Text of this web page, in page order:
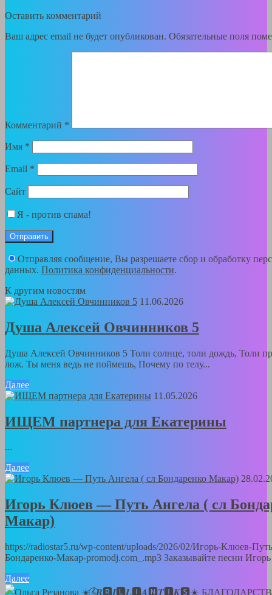
Оставить комментарий
Ваш адрес email не будет опубликован. Обязательные поля
Комментарий *
Имя *
Email *
Сайт
Я - против спама!
Отправляя сообщение, Вы разрешаете сбор и обработку
данных. Политика конфиденциальности.
К другим новостям
11.06.2026
Душа Алексей Овчинников 5
Душа Алексей Овчинников 5 Толи солнце, толи дождь, Толи
лож. Ты меня ведь не поймешь, Почему по телу...
Далее
11.05.2026
ИЩЕМ партнера для Екатерины
...
Далее
Игорь Клюев — Путь Ангела ( сл
Макар)
https://radiostar5.ru/wp-content/uploads/2026/02/Игорь-Клюев-
Бондаренко-Макар-promodj.com_.mp3 Заказывайте песни
Далее